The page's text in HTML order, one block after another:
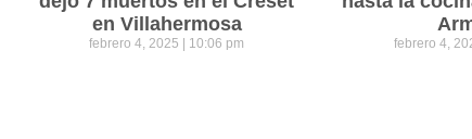
en Villahermosa
febrero 4, 2025 10:06 pm febrero 4,